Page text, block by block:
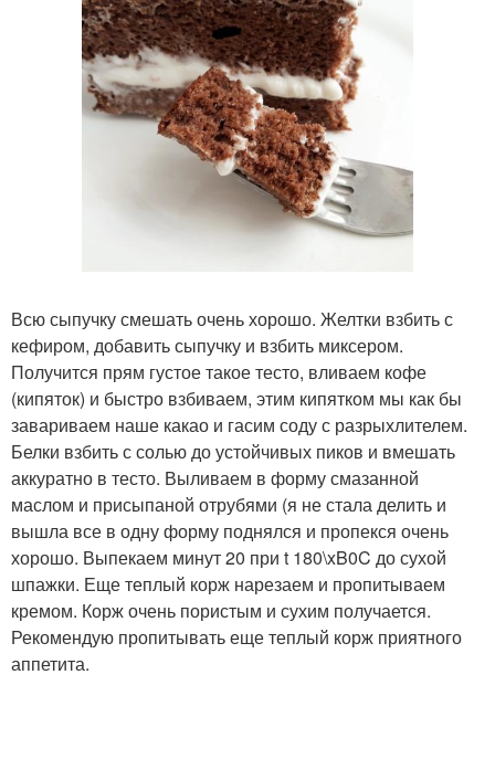
Всю сыпучку смешать очень хорошо. Желтки взбить с
кефиром, добавить сыпучку и взбить миксером.
Получится прям густое такое тесто, вливаем кофе
(кипяток) и быстро взбиваем, этим кипятком мы как бы
завариваем наше какао и гасим соду с разрыхлителем.
Белки взбить с солью до устойчивых пиков и вмешать
аккуратно в тесто. Выливаем в форму смазанной
маслом и присыпаной отрубями (я не стала делить и
вышла все в одну форму поднялся и пропекся очень
хорошо. Выпекаем минут 20 при t 180\xB0C до сухой
шпажки. Еще теплый корж нарезаем и пропитываем
кремом. Корж очень пористым и сухим получается.
Рекомендую пропитывать еще теплый корж приятного
аппетита.